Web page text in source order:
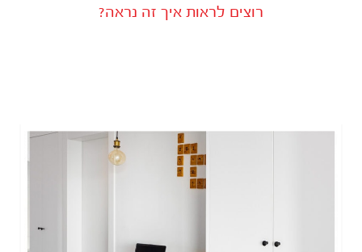
רוצים לראות איך זה נראה?